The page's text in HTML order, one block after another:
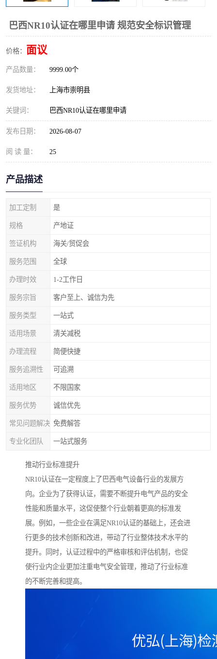
巴西NR10认证在哪里申请 规范安全标识管理
价格： 面议
产品数量： 9999.00个
发货地址： 上海市崇明县
关键词： 巴西NR10认证在哪里申请
发布日期： 2026-08-07
阅 读 量： 25
产品描述
加工定制 是
规格 产地证
签证机构 海关/贸促会
服务范围 全球
办理时效 1-2工作日
服务宗旨 客户至上、诚信为先
服务类型 一站式
适用场景 清关减税
办理流程 简便快捷
服务追溯性 可追溯
适用地区 不限国家
服务优势 诚信优先
常见问题解决 免费解答
专业化团队 一站式服务
推动行业标准提升
NR10认证在一定程度上了巴西电气设备行业的发展方
向。企业为了获得认证，需要不断提升电气产品的安全
性能和质量水平，这促使整个行业朝着更高的标准发
展。例如，一些企业在满足NR10认证的基础上，还会进
行更多的技术创新和改进，带动了行业整体技术水平的
提升。同时，认证过程中的严格审核和评估机制，也促
使行业内企业更加注重电气安全管理，推动了行业标准
的不断完善和提高。